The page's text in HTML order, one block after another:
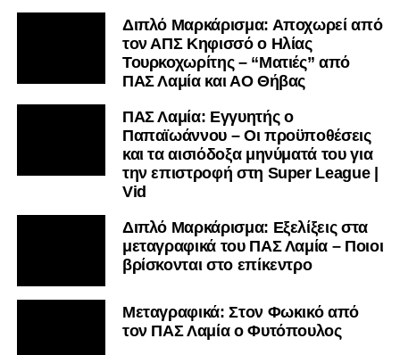
Διπλό Μαρκάρισμα: Αποχωρεί από
τον ΑΠΣ Κηφισσό ο Ηλίας
Τουρκοχωρίτης – “Ματιές” από
ΠΑΣ Λαμία και ΑΟ Θήβας
ΠΑΣ Λαμία: Εγγυητής ο
Παπαϊωάννου – Οι προϋποθέσεις
και τα αισιόδοξα μηνύματά του για
την επιστροφή στη Super League |
Vid
Διπλό Μαρκάρισμα: Εξελίξεις στα
μεταγραφικά του ΠΑΣ Λαμία – Ποιοι
βρίσκονται στο επίκεντρο
Μεταγραφικά: Στον Φωκικό από
τον ΠΑΣ Λαμία ο Φυτόπουλος